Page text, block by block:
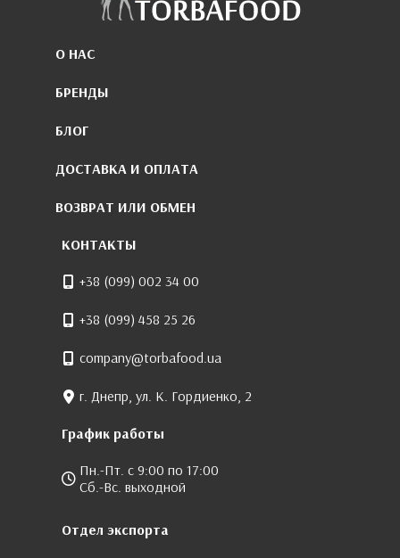
О НАС
БРЕНДЫ
БЛОГ
ДОСТАВКА И ОПЛАТА
ВОЗВРАТ ИЛИ ОБМЕН
КОНТАКТЫ
+38 (099) 002 34 00
+38 (099) 458 25 26
company@torbafood.ua
г. Днепр, ул. К. Гордиенко, 2
График работы
Пн.-Пт. с 9:00 по 17:00
Сб.-Вс. выходной
Отдел экспорта